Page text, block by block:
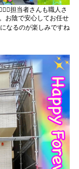
担当者さんも職人さ
お陰で安心してお任せ
なるのが楽しみですね